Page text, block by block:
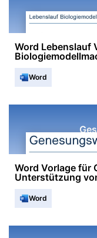
Word Lebenslauf
Word
Word Vorlage für
Unterstützung
Word